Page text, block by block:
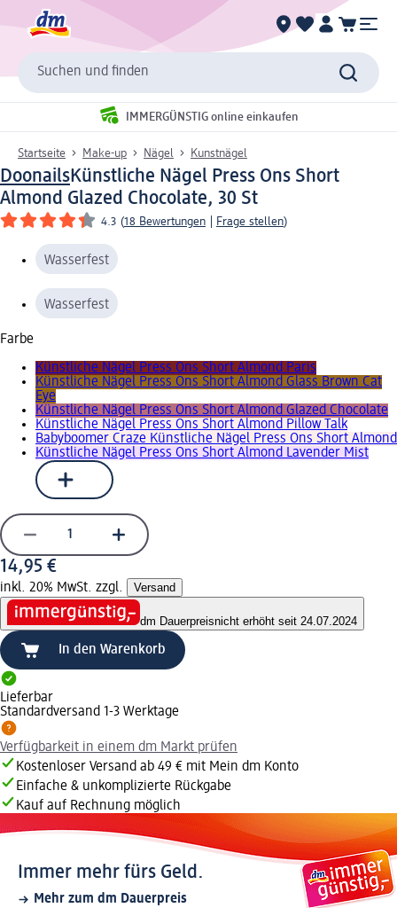
Suchen und finden
IMMERGÜNSTIG online einkaufen
Startseite Make-up Nägel Kunstnägel
DoonailsKünstliche Nägel Press Ons Short
Almond Glazed Chocolate, 30 St
4.3 (18 Bewertungen Frage stellen)
Wasserfest
Wasserfest
Farbe
Künstliche Nägel Press Ons Short Almond Paris
Künstliche Nägel Press Ons Short Almond Glass Brown Cat
Eye
Künstliche Nägel Press Ons Short Almond Glazed Chocolate
Künstliche Nägel Press Ons Short Almond Pillow Talk
Babyboomer Craze Künstliche Nägel Press Ons Short Almond
Künstliche Nägel Press Ons Short Almond Lavender Mist
14,95 €
inkl. 20% MwSt. zzgl. Versand
dm Dauerpreisnicht erhöht seit 24.07.2024
In den Warenkorb
Lieferbar
Standardversand 1-3 Werktage
Verfügbarkeit in einem dm Markt prüfen
Kostenloser Versand ab 49 € mit Mein dm Konto
Einfache & unkomplizierte Rückgabe
Kauf auf Rechnung möglich
Immer mehr fürs Geld.
Mehr zum dm Dauerpreis